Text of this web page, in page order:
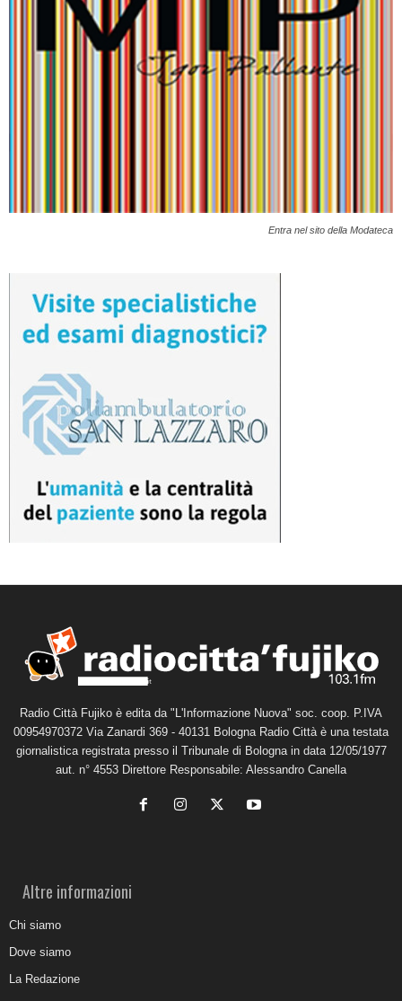
Entra nel sito della Modateca
Radio Città Fujiko è edita da "L'Informazione Nuova" soc. coop. P.IVA
00954970372 Via Zanardi 369 - 40131 Bologna Radio Città è una testata
giornalistica registrata presso il Tribunale di Bologna in data 12/05/1977
aut. n° 4553 Direttore Responsabile: Alessandro Canella
Altre informazioni
Chi siamo
Dove siamo
La Redazione